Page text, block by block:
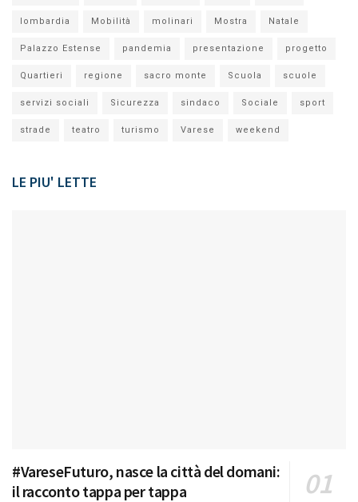
lombardia Mobilità molinari Mostra Natale
Palazzo Estense pandemia presentazione progetto
Quartieri regione sacro monte Scuola scuole
servizi sociali Sicurezza sindaco Sociale sport
strade teatro turismo Varese weekend
LE PIU' LETTE
#VareseFuturo, nasce la città del domani:
il racconto tappa per tappa